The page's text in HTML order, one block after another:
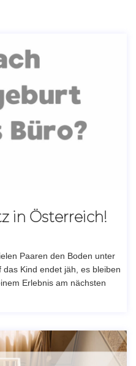
in Österreich!
Paaren den Boden unter
Kind endet jäh, es bleiben
Erlebnis am nächsten